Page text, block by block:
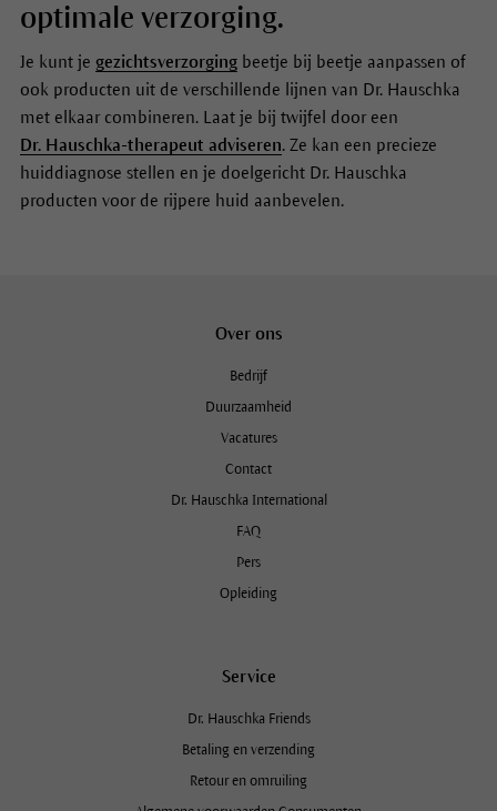
optimale verzorging.
Je kunt je gezichtsverzorgingbeetje bij beetje aanpassen of
ook producten uit de verschillende lijnen van Dr. Hauschka
met elkaar combineren. Laat je bij twijfel door een
Dr. Hauschka-therapeut adviseren. ‏Ze kan een precieze
huiddiagnose stellen en je doelgericht Dr. Hauschka
producten voor de rijpere huid aanbevelen.
Over ons
Bedrijf
Duurzaamheid
Vacatures
Contact
Dr. Hauschka International
FAQ
Pers
Opleiding
Service
Dr. Hauschka Friends
Betaling en verzending
Retour en omruiling